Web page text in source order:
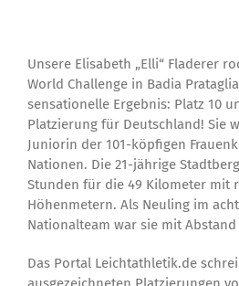
Unsere Elisabeth „Elli“ Fladerer
World Challenge in Badia
sensationelle Ergebnis: Platz 10
Platzierung für Deutschland! Sie
Juniorin der 101-köpfigen
Nationen. Die 21-jährige
Stunden für die 49 Kilometer mit
Höhenmetern. Als Neuling im
Nationalteam war sie mit Abstand
Das Portal Leichtathletik.de